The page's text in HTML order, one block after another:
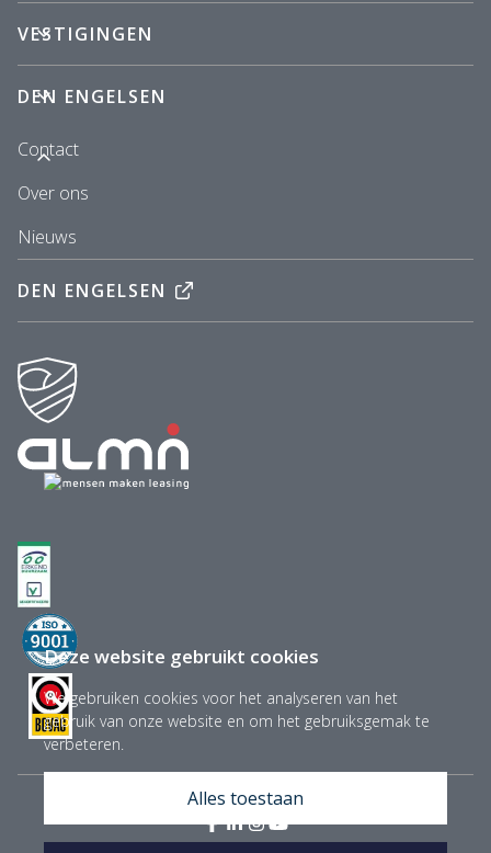
Deze website gebruikt cookies
We gebruiken cookies voor het analyseren van het
gebruik van onze website en om het gebruiksgemak te
verbeteren.
Alles toestaan
VESTIGINGEN
DEN ENGELSEN
Contact
Over ons
Nieuws
DEN ENGELSEN